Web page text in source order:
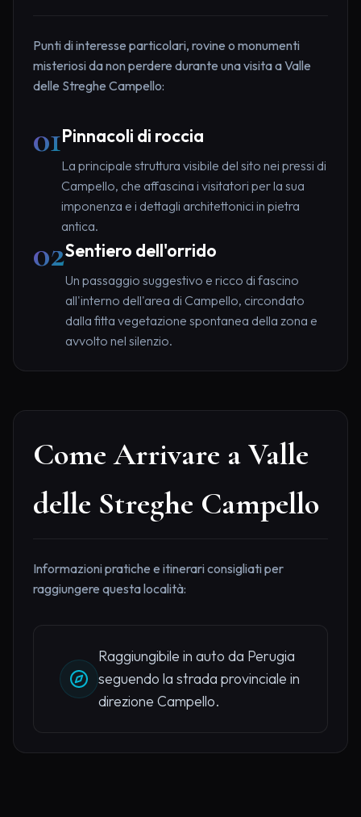
Punti di interesse particolari, rovine o monumenti
misteriosi da non perdere durante una visita a Valle
delle Streghe Campello:
01Pinnacoli di roccia
La principale struttura visibile del sito nei pressi di
Campello, che affascina i visitatori per la sua
imponenza e i dettagli architettonici in pietra
antica.
02Sentiero dell'orrido
Un passaggio suggestivo e ricco di fascino
all'interno dell'area di Campello, circondato
dalla fitta vegetazione spontanea della zona e
avvolto nel silenzio.
Come Arrivare a Valle
delle Streghe Campello
Informazioni pratiche e itinerari consigliati per
raggiungere questa località:
Raggiungibile in auto da Perugia
seguendo la strada provinciale in
direzione Campello.